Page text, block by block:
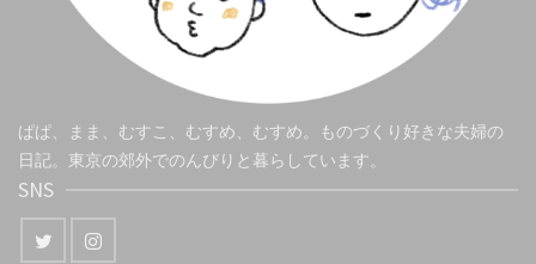
ぱぱ、まま、むすこ、むすめ、むすめ。ものづくり好きな夫婦の
日記。東京の郊外でのんびりと暮らしています。
SNS